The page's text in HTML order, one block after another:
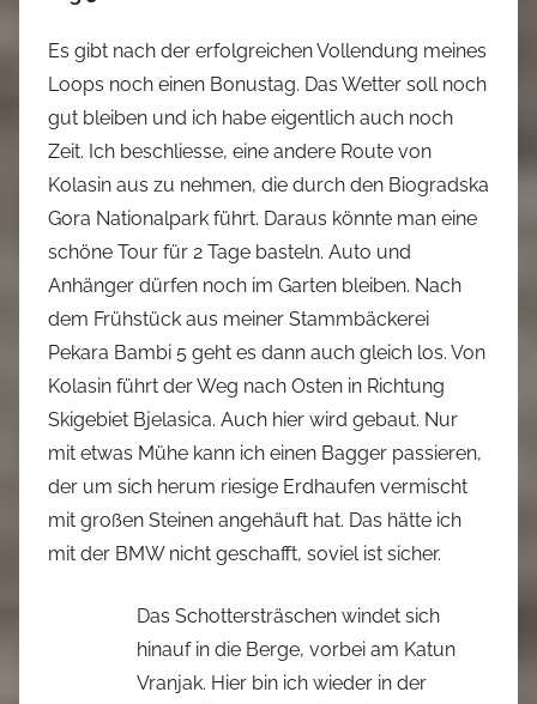
Es gibt nach der erfolgreichen Vollendung meines
Loops noch einen Bonustag. Das Wetter soll noch
gut bleiben und ich habe eigentlich auch noch
Zeit. Ich beschliesse, eine andere Route von
Kolasin aus zu nehmen, die durch den Biogradska
Gora Nationalpark führt. Daraus könnte man eine
schöne Tour für 2 Tage basteln. Auto und
Anhänger dürfen noch im Garten bleiben. Nach
dem Frühstück aus meiner Stammbäckerei
Pekara Bambi 5 geht es dann auch gleich los. Von
Kolasin führt der Weg nach Osten in Richtung
Skigebiet Bjelasica. Auch hier wird gebaut. Nur
mit etwas Mühe kann ich einen Bagger passieren,
der um sich herum riesige Erdhaufen vermischt
mit großen Steinen angehäuft hat. Das hätte ich
mit der BMW nicht geschafft, soviel ist sicher.
Das Schottersträschen windet sich
hinauf in die Berge, vorbei am Katun
Vranjak. Hier bin ich wieder in der